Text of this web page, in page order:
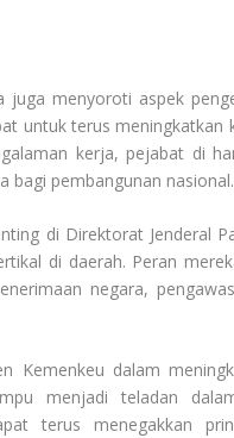
menyoroti aspek
untuk terus meningkatkan
kerja, pejabat di
bagi pembangunan nasional.
di Direktorat Jenderal
di daerah. Peran
negara,
Kemenkeu dalam
menjadi teladan
terus menegakkan